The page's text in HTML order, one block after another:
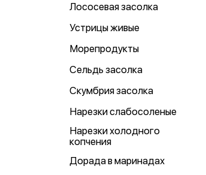
Лососевая засолка
Устрицы живые
Морепродукты
Сельдь засолка
Скумбрия засолка
Нарезки слабосоленые
Нарезки холодного
копчения
Дорада в маринадах